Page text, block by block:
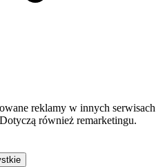
reklamy w innych serwisach
również remarketingu.